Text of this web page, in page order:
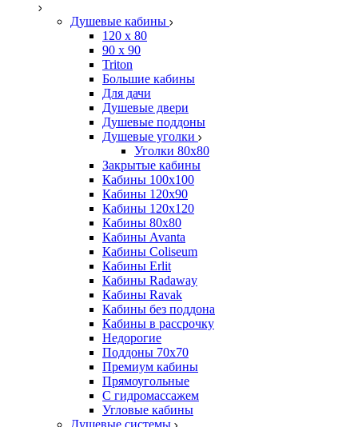
Душевые кабины
120 x 80
90 х 90
Triton
Большие кабины
Для дачи
Душевые двери
Душевые поддоны
Душевые уголки
Уголки 80х80
Закрытые кабины
Кабины 100x100
Кабины 120x90
Кабины 120х120
Кабины 80х80
Кабины Avanta
Кабины Coliseum
Кабины Erlit
Кабины Radaway
Кабины Ravak
Кабины без поддона
Кабины в рассрочку
Недорогие
Поддоны 70x70
Премиум кабины
Прямоугольные
С гидромассажем
Угловые кабины
Душевые системы